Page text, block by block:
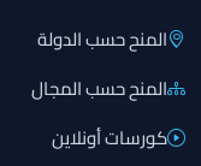
المنح حسب الدولة
المنح حسب المجال
كورسات أونلاين